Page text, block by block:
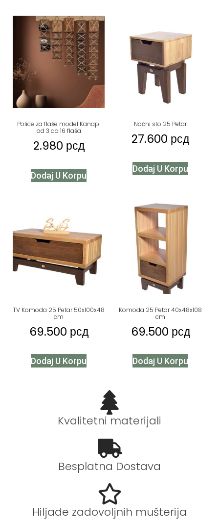
Police za flaše model Kanapi
od 3 do 16 flaša
2.980 рсд
Dodaj U Korpu
Noćni sto 25 Petar
27.600 рсд
Dodaj U Korpu
TV Komoda 25 Petar 50x100x48
cm
69.500 рсд
Dodaj U Korpu
Komoda 25 Petar 40x48x108
cm
69.500 рсд
Dodaj U Korpu
Kvalitetni materijali
Besplatna Dostava
Hiljade zadovoljnih mušterija